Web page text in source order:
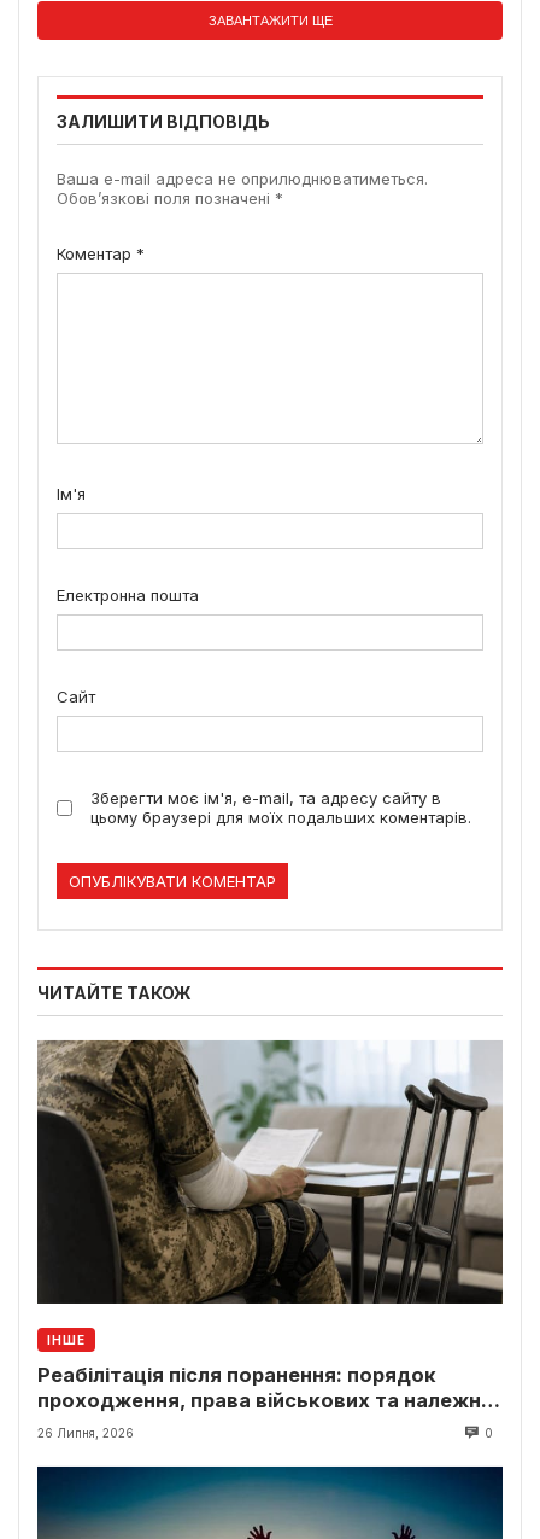
ЗАВАНТАЖИТИ ЩЕ
ЗАЛИШИТИ ВІДПОВІДЬ
Ваша e-mail адреса не оприлюднюватиметься.
Обов’язкові поля позначені *
Коментар *
Ім'я
Електронна пошта
Сайт
Зберегти моє ім'я, e-mail, та адресу сайту в
цьому браузері для моїх подальших коментарів.
ЧИТАЙТЕ ТАКОЖ
ІНШЕ
Реабілітація після поранення: порядок
проходження, права військових та належні
виплати
26 Липня, 2026 0